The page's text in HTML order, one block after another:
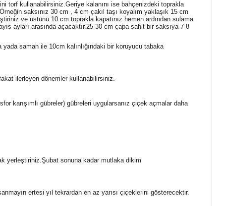
torf kullanabilirsiniz.Geriye kalanını ise bahçenizdeki toprakla
saksınız 30 cm , 4 cm çakıl taşı koyalım yaklaşık 15 cm
ve üstünü 10 cm toprakla kapatınız hemen ardından sulama
ayları arasında açacaktır.25-30 cm çapa sahit bir saksıya 7-8
saman ile 10cm kalınlığındaki bir koruyucu tabaka
ilerleyen dönemler kullanabilirsiniz.
karışımlı gübreler) gübreleri uygularsanız çiçek açmalar daha
yerleştiriniz.Şubat sonuna kadar mutlaka dikim
ertesi yıl tekrardan en az yarısı çiçeklerini gösterecektir.